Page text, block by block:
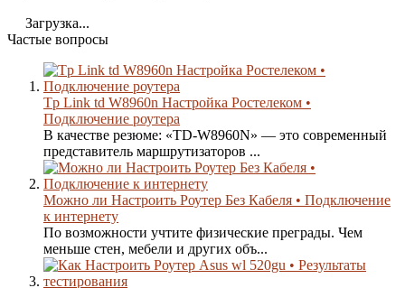
Загрузка...
Частые вопросы
Tp Link td W8960n Настройка Ростелеком •
Подключение роутера
В качестве резюме: «TD-W8960N» — это современный
представитель маршрутизаторов ...
Можно ли Настроить Роутер Без Кабеля • Подключение
к интернету
По возможности учтите физические преграды. Чем
меньше стен, мебели и других объ...